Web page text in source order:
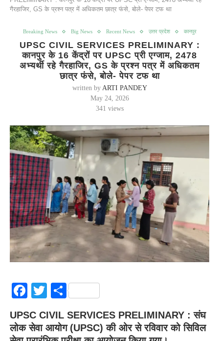
गैरहाजिर, GS के प्रश्न पत्र में अधिकतम छात्र फंसे, बोले- पेपर टफ था
Breaking News Big News Recent News उत्तर प्रदेश कानपुर
UPSC CIVIL SERVICES PRELIMINARY :
कानपुर के 16 केंद्रों पर UPSC प्री एग्जाम, 2478
अभ्यर्थी रहे गैरहाजिर, GS के प्रश्न पत्र में अधिकतम
छात्र फंसे, बोले- पेपर टफ था
written by ARTI PANDEY
May 24, 2026
341 views
Facebook
Twitter
Share
UPSC CIVIL SERVICES PRELIMINARY : संघ
लोक सेवा आयोग (UPSC) की ओर से रविवार को सिविल